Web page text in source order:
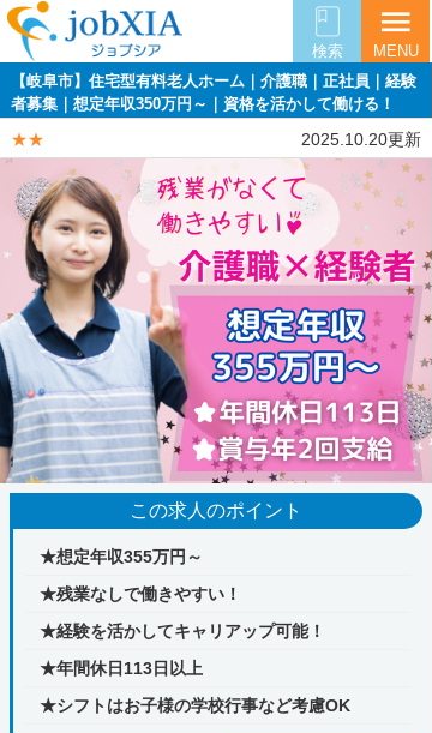
検索
menu
MENU
【岐阜市】住宅型有料老人ホーム｜介護職｜正社員｜経験
者募集｜想定年収350万円～｜資格を活かして働ける！
★★ 2025.10.20更新
この求人のポイント
★想定年収355万円～
★残業なしで働きやすい！
★経験を活かしてキャリアップ可能！
★年間休日113日以上
★シフトはお子様の学校行事など考慮OK